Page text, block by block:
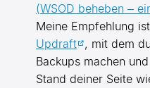
(WSOD beheben –
Meine Empfehlung
Updraft , mit dem
Backups machen
Stand deiner Seite